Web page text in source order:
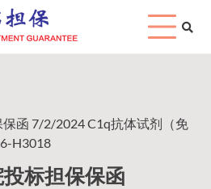
函 7/2/2024 C1q抗体试剂（免
H3018
标担保保函